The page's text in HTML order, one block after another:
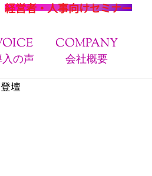
経営者・人事向けセミナー
の声
COMPANY
会社概要
壇